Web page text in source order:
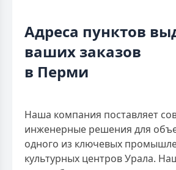
Адреса пунктов
ваших заказов
в Перми
Наша компания поставляет
инженерные решения для
одного из ключевых
культурных центров Урала.